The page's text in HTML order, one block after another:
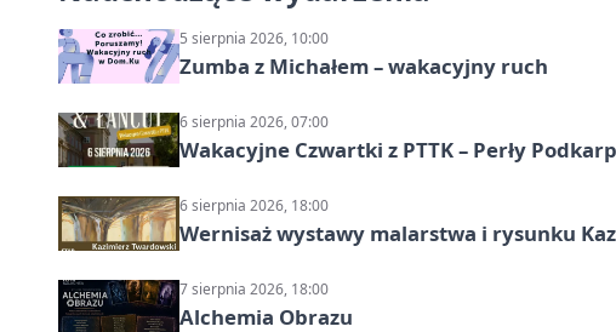
5 sierpnia 2026, 10:00
Zumba z Michałem – wakacyjny ruch
6 sierpnia 2026, 07:00
Wakacyjne Czwartki z PTTK – Perły
6 sierpnia 2026, 18:00
Wernisaż wystawy malarstwa i rysunku
7 sierpnia 2026, 18:00
Alchemia Obrazu